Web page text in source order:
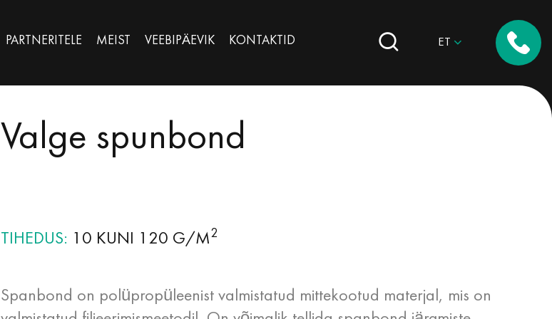
PARTNERITELE MEIST VEEBIPÄEVIK КОNTAKTID ET
Valge spunbond
TIHEDUS 10 KUNI 120 G/M2
Spanbond on polüpropüleenist valmistatud mittekootud materjal, mis on